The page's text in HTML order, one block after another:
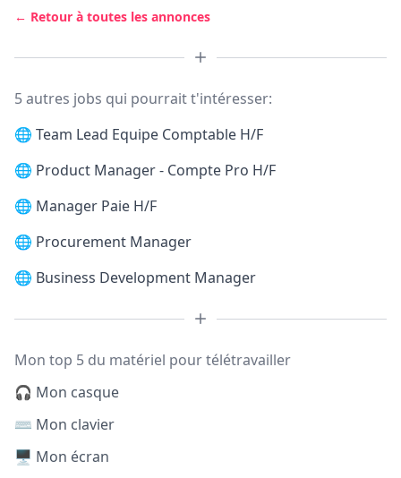
← Retour à toutes les annonces
5 autres jobs qui pourrait t'intéresser:
🌐 Team Lead Equipe Comptable H/F
🌐 Product Manager - Compte Pro H/F
🌐 Manager Paie H/F
🌐 Procurement Manager
🌐 Business Development Manager
Mon top 5 du matériel pour télétravailler
🎧 Mon casque
⌨️ Mon clavier
🖥️ Mon écran